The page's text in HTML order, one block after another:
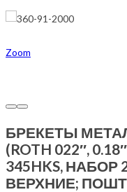
Zoom
БРЕКЕТЫ
(ROTH 022″,
345HKS,
ВЕРХНИЕ;